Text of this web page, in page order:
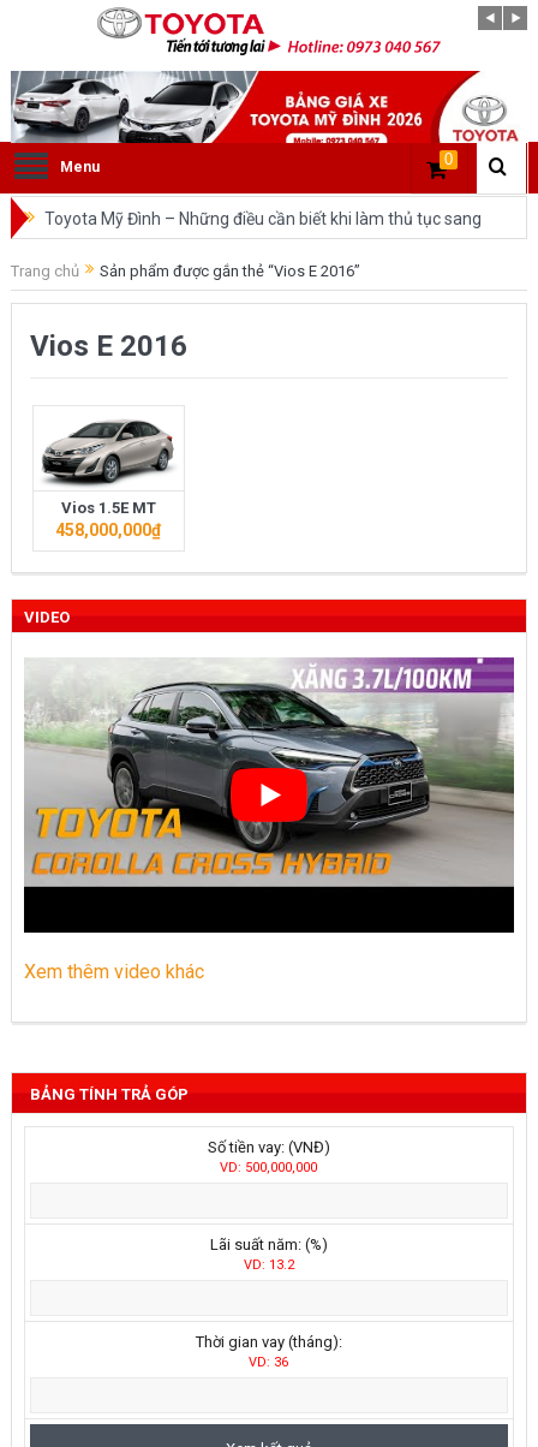
Menu 0
Toyota Mỹ Đình – Những điều cần biết khi làm thủ tục sang
tên ô tô trong cùng tỉnh.
So sánh Toyota Veloz Cross và Toyota Innova: Nên chọn xe
nào?
nhất trên thị trường.
Những dòng xe của Toyota đang chiếm lĩnh tại thị trường
Việt Nam?
Land cruiser 2022 phiên bản mới
phá
“Bật mí” những thay đổi của Toyota Land Cruiser 2021 vừa
được ra mắt tại Việt Nam
Những dòng xe Toyota đang phổ biến nhất trên thị trường
Việt Nam hiện nay.
Trang chủ Sản phẩm được gắn thẻ “Vios E 2016”
Vios E 2016
Vios 1.5E MT
458,000,000₫
VIDEO
Xem thêm video khác
BẢNG TÍNH TRẢ GÓP
Số tiền vay: (VNĐ)
VD: 500,000,000
Lãi suất năm: (%)
VD: 13.2
Thời gian vay (tháng):
VD: 36